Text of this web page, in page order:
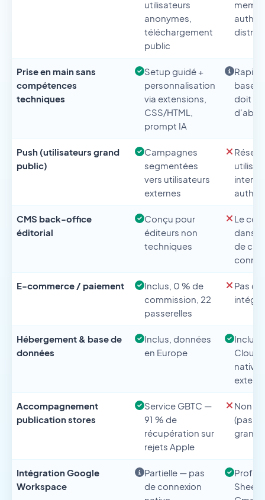
utilisateurs
anonymes,
téléchargement
public
Prise en main sans
compétences
techniques
Setup guidé +
personnalisation
via extensions,
CSS/HTML,
prompt IA
base
doit
Push (utilisateurs grand
public)
Campagnes
segmentées
vers utilisateurs
externes
CMS back-office
éditorial
Conçu pour
éditeurs non
techniques
Le
dans
de
E-commerce / paiement
Inclus, 0 % de
commission, 22
passerelles
Pas
intégré
Hébergement & base de
données
Inclus, données
en Europe
Inclus
native
Accompagnement
publication stores
Service GBTC —
91 % de
récupération sur
rejets Apple
Non
(pas
grand
Intégration Google
Workspace
Partielle — pas
de connexion